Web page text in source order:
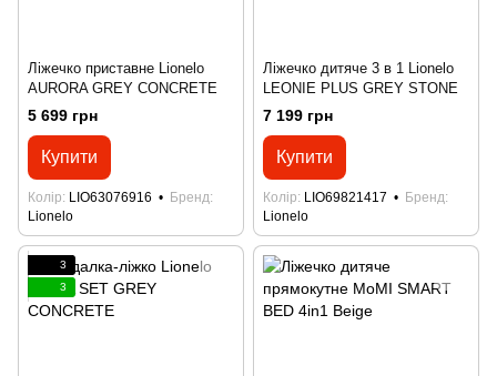
Ліжечко приставне Lionelo
AURORA GREY CONCRETE
5 699 грн
Купити
Колір LIO63076916
Бренд
Lionelo
Ліжечко дитяче 3 в 1 Lionelo
LEONIE PLUS GREY STONE
7 199 грн
Купити
Колір LIO69821417
Бренд
Lionelo
3
3